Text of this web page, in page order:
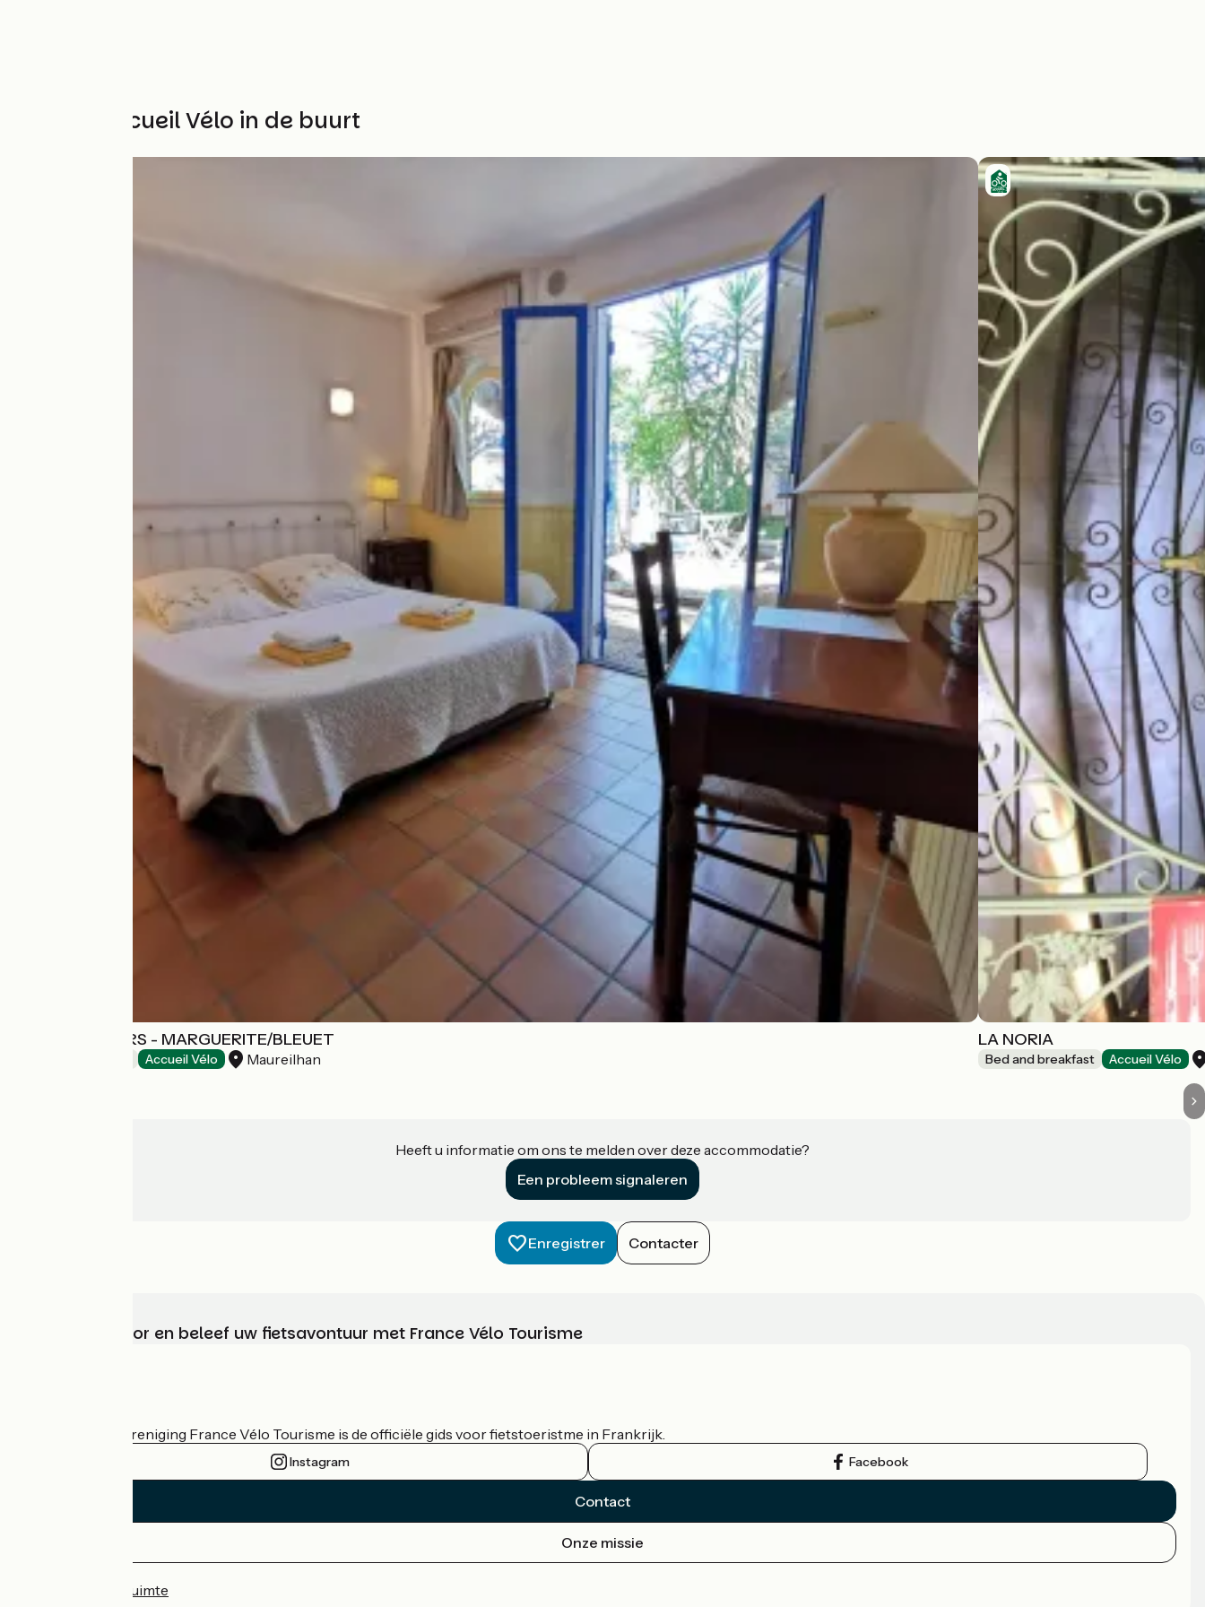
Andere Accueil Vélo in de buurt
LES ARBOUSIERS - MARGUERITE/BLEUET
Accueil Vélo Maureilhan
LA NORIA
Bed and breakfast Accueil Vélo
Heeft u informatie om ons te melden over deze accommodatie?
Een probleem signaleren
Enregistrer Contacter
Kies, bereid voor en beleef uw fietsavontuur met France Vélo Tourisme
De nationale vereniging France Vélo Tourisme is de officiële gids voor fietstoeristme in Frankrijk.
Instagram Facebook
Contact
Onze missie
Professionele ruimte